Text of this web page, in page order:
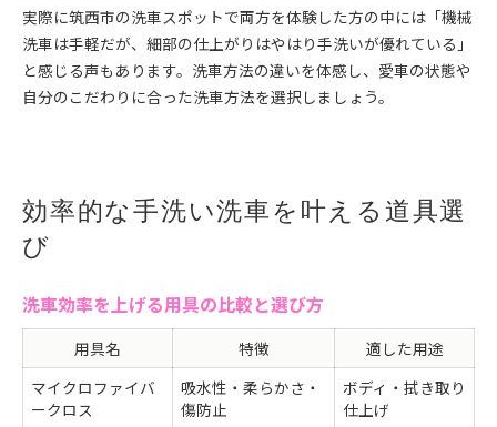
実際に筑西市の洗車スポットで両方を体験した方の中には「機械
洗車は手軽だが、細部の仕上がりはやはり手洗いが優れている」
と感じる声もあります。洗車方法の違いを体感し、愛車の状態や
自分のこだわりに合った洗車方法を選択しましょう。
効率的な手洗い洗車を叶える道具選
び
洗車効率を上げる用具の比較と選び方
用具名 特徴
適した用途
マイクロファイバ
ークロス
吸水性・柔らかさ・
傷防止
ボディ・拭き取り
仕上げ